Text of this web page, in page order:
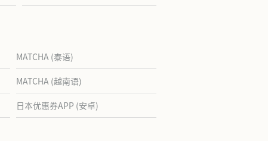
MATCHA (泰语)
MATCHA (越南语)
日本优惠券APP (安卓)